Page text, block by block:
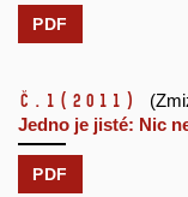
PDF
č.1 (2011)
Jedno je jisté: Nic
PDF